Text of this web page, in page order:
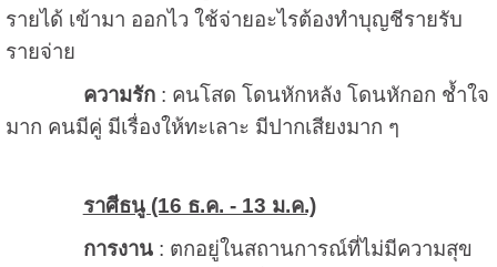
รายได้ เข้ามา ออกไว ใช้จ่ายอะไรต้องทำบุญชีรายรับ
รายจ่าย
ความรัก: คนโสด โดนหักหลัง โดนหักอก ช้ำใจ
มาก คนมีคู่ มีเรื่องให้ทะเลาะ มีปากเสียงมาก ๆ
ราศีธนู (16 ธ.ค. - 13 ม.ค.)
การงาน: ตกอยู่ในสถานการณ์ที่ไม่มีความสุข